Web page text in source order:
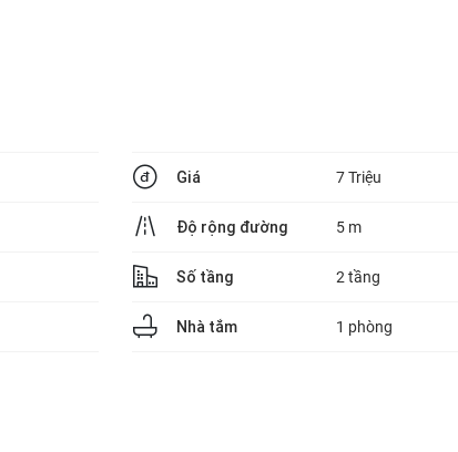
Giá 7 Triệu
Độ rộng đường 5 m
Số tầng 2 tầng
Nhà tắm 1 phòng